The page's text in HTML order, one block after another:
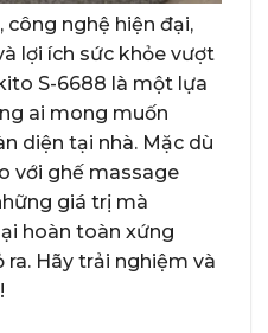
nghệ hiện đại,
lợi ích sức khỏe vượt
S-6688 là một lựa
ai mong muốn
diện tại nhà. Mặc dù
với ghế massage
giá trị mà
hoàn toàn xứng
Hãy trải nghiệm và